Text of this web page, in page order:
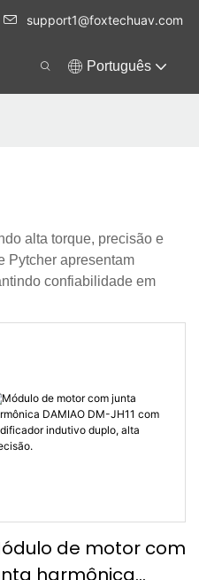
support1@foxtechuav.com
Português
alta torque, precisão e
Pytcher apresentam
confiabilidade em
de motor com
harmônica